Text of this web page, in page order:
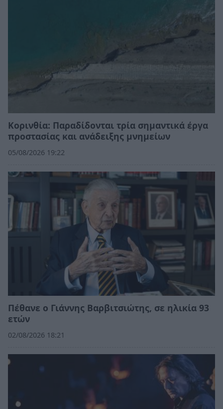
Κορινθία: Παραδίδονται τρία σημαντικά έργα
προστασίας και ανάδειξης μνημείων
05/08/2026 19:22
Πέθανε ο Γιάννης Βαρβιτσιώτης, σε ηλικία 93
ετών
02/08/2026 18:21